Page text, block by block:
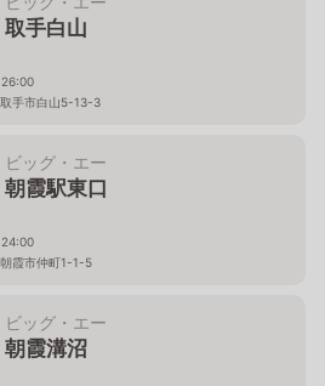
取手白山
手市白山5-13-3
ビッグ・エー
朝霞駅東口
霞市仲町1-1-5
ビッグ・エー
朝霞溝沼